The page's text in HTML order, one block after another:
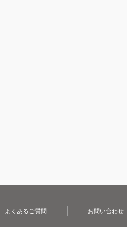
よくあるご質問 お問い合わせ